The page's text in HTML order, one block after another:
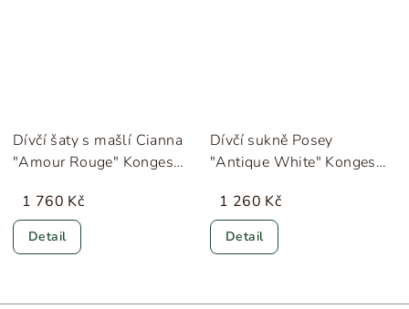
Dívčí šaty s mašlí Cianna
"Amour Rouge" Konges
1 760 Kč
Detail
Dívčí sukně Posey
"Antique White" Konges
1 260 Kč
Detail